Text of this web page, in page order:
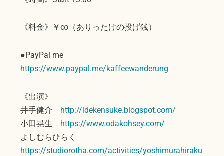
《料金》￥∞（ありったけの投げ銭）
●PayPal me
https://www.paypal.me/kaffeewanderung
《出演》
井手健介 http://idekensuke.blogspot.com/
小田晃生 https://www.odakohsey.com/
よしむらひらく
https://studiorotha.com/activities/yoshimurahiraku